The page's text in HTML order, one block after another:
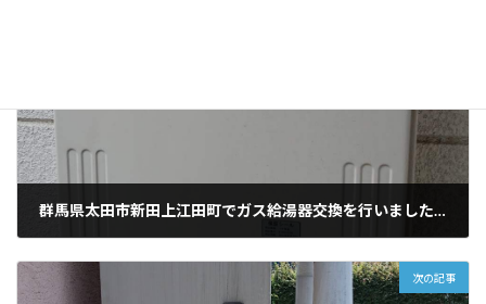
群馬県太田市新田上江田町でガス給湯器交換を行いました。
次の記事